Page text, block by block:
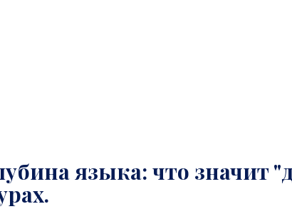
языка: что значит